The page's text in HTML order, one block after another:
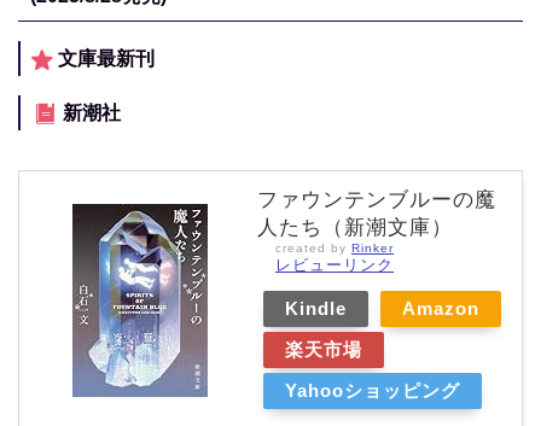
文庫最新刊
新潮社
ファウンテンブルーの魔
人たち（新潮文庫）
created by Rinker
レビューリンク
Kindle
Amazon
楽天市場
Yahooショッピング